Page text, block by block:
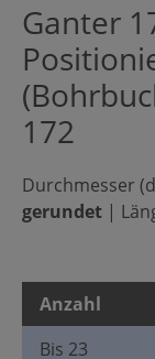
Ganter
172
Durchmesser
gerundet |
Anzahl
Bis 23